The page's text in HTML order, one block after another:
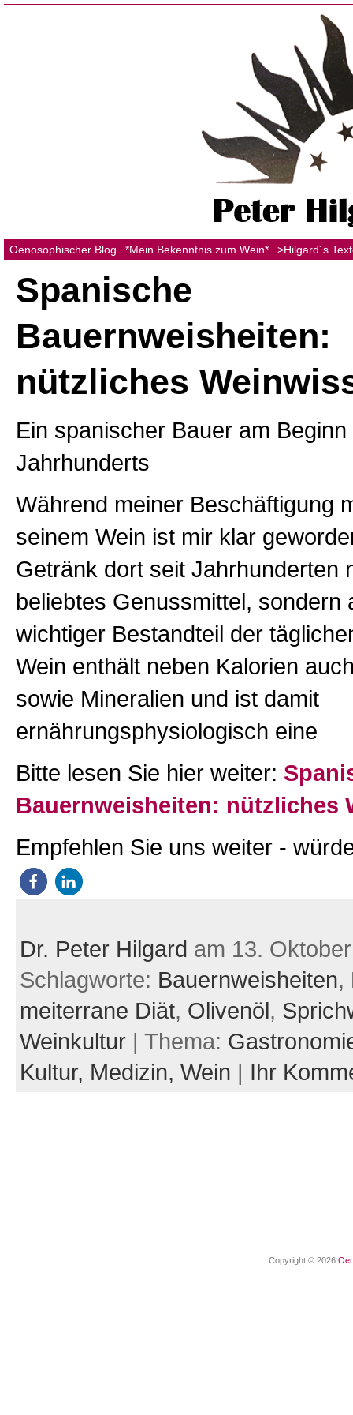
Oenosophischer Blog *Mein Bekenntnis zum Wein* >Hilgard´s
Spanische
Bauernweisheiten:
nützliches
Ein spanischer Bauer am
Jahrhunderts
Während meiner Beschäftigung
seinem Wein ist mir klar
Getränk dort seit Jahrhunderten
beliebtes Genussmittel, sondern
wichtiger Bestandteil der
Wein enthält neben Kalorien
sowie Mineralien und ist damit
ernährungsphysiologisch eine
Bitte lesen Sie hier weiter:
Bauernweisheiten: nützliches
Empfehlen Sie uns weiter -
Dr. Peter Hilgard am 13.
Schlagworte: Bauernweisheiten,
meiterrane Diät, Olivenöl,
Weinkultur| Thema:
Kultur, Medizin, Wein | Ihr
Copyright © 2026